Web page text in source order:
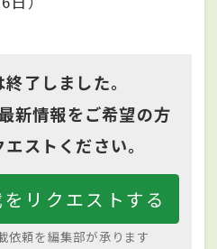
了しました。
新情報をご希望の方
ストください。
リクエストする
依頼を編集部が承ります